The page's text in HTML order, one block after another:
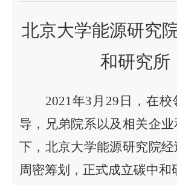
北京大学能源研究
和研究所
2021年3月29日， 在校
导，兄弟院系以及相关企
下， 北京大学能源研究院
周密筹划，正式成立碳中和